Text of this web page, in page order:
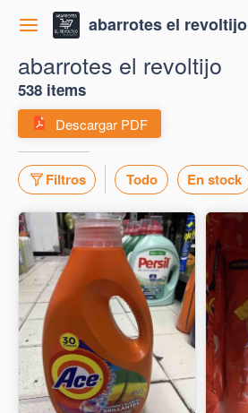
abarrotes el revoltijo
abarrotes el revoltijo
538 items
Descargar PDF
Filtros Todo En stock